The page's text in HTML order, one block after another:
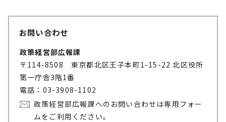
お問い合わせ
政策経営部広報課
〒114-8508 東京都北区王子本町1-15-22 北区役所
第一庁舎3階1番
電話：03-3908-1102
政策経営部広報課へのお問い合わせは専用フォー
ムをご利用ください。